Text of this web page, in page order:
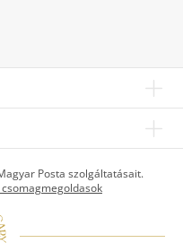
Posta szolgáltatásait.